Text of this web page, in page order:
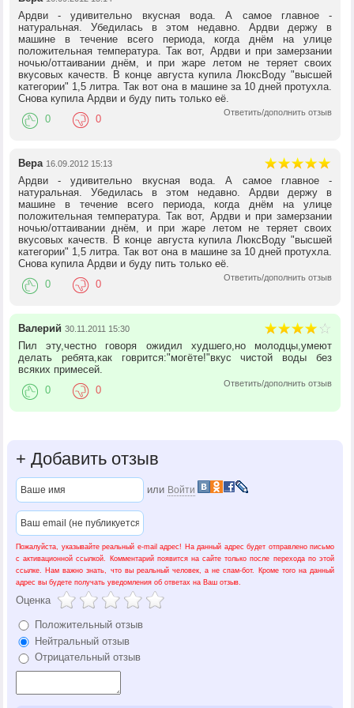
Ардви - удивительно вкусная вода. А самое главное -
натуральная. Убедилась в этом недавно. Ардви держу в
машине в течение всего периода, когда днём на улице
положительная температура. Так вот, Ардви и при замерзании
ночью/оттаивании днём, и при жаре летом не теряет своих
вкусовых качеств. В конце августа купила ЛюксВоду "высшей
категории" 1,5 литра. Так вот она в машине за 10 дней протухла.
Снова купила Ардви и буду пить только её.
Ответить/дополнить отзыв
0 0
Вера 16.09.2012 15:13
Ардви - удивительно вкусная вода. А самое главное -
натуральная. Убедилась в этом недавно. Ардви держу в
машине в течение всего периода, когда днём на улице
положительная температура. Так вот, Ардви и при замерзании
ночью/оттаивании днём, и при жаре летом не теряет своих
вкусовых качеств. В конце августа купила ЛюксВоду "высшей
категории" 1,5 литра. Так вот она в машине за 10 дней протухла.
Снова купила Ардви и буду пить только её.
Ответить/дополнить отзыв
0 0
Валерий 30.11.2011 15:30
Пил эту,честно говоря ожидил худшего,но молодцы,умеют
делать ребята,как говрится:"могёте!"вкус чистой воды без
всяких примесей.
Ответить/дополнить отзыв
0 0
+ Добавить отзыв
или Войти
Пожалуйста, указывайте реальный e-mail адрес! На данный адрес будет отправлено письмо
с активационной ссылкой. Комментарий появится на сайте только после перехода по этой
ссылке. Нам важно знать, что вы реальный человек, а не спам-бот. Кроме того на данный
адрес вы будете получать уведомления об ответах на Ваш отзыв.
Оценка
Положительный отзыв
Нейтральный отзыв
Отрицательный отзыв